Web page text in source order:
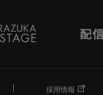
採用情報